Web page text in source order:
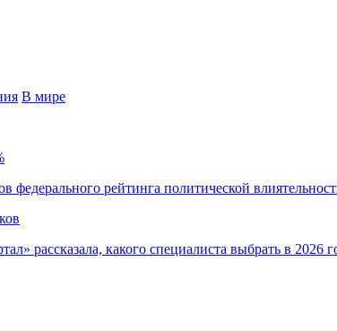
В мире
рейтинга политической
рассказала, какого специалиста выбрать в 2026